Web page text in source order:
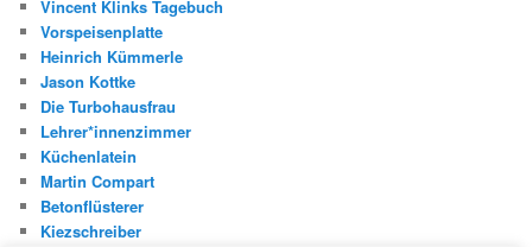
Vincent Klinks Tagebuch
Vorspeisenplatte
Heinrich Kümmerle
Jason Kottke
Die Turbohausfrau
Lehrer*innenzimmer
Küchenlatein
Martin Compart
Betonflüsterer
Kiezschreiber